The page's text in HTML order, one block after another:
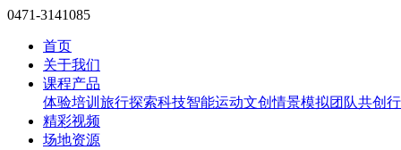
0471-3141085
首页
关于我们
课程产品
体验培训 旅行探索科技智能运动文创情景模拟团队共创
精彩视频
场地资源